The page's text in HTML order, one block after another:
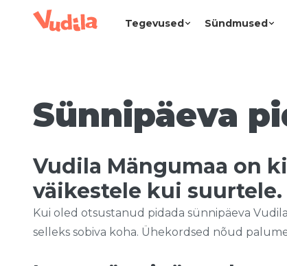
Tegevused Sündmused
Sünnipäeva
Vudila Mängumaa on
väikestele kui suurtele.
Kui oled otsustanud pidada sünnipäeva
selleks sobiva koha. Ühekordsed nõud